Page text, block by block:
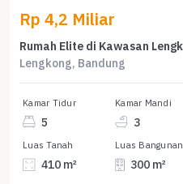
Rp 4,2 Miliar
Lengkong, Bandung
Kamar Tidur
5
Kamar Mandi
3
Luas Tanah
410 m²
Luas Bangunan
300 m²